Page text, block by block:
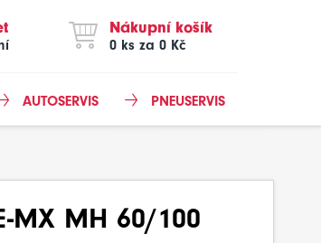
Nákupní košík
0 ks za 0 Kč
PNEUSERVIS
AUTOSERVIS
MX MH 60/100